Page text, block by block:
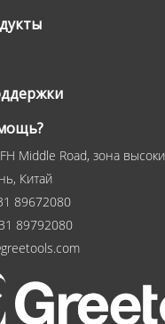
Middle Road, зона
Китай
89672080
89792080